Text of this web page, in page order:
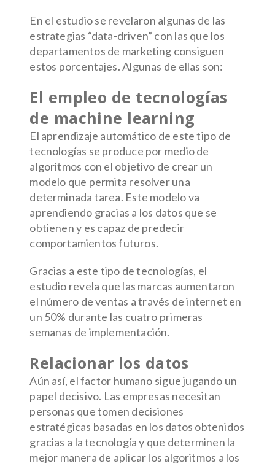
En el estudio se revelaron algunas de las
estrategias “data-driven” con las que los
departamentos de marketing consiguen
estos porcentajes. Algunas de ellas son:
El empleo de tecnologías
de machine learning
El aprendizaje automático de este tipo de
tecnologías se produce por medio de
algoritmos con el objetivo de crear un
modelo que permita resolver una
determinada tarea. Este modelo va
aprendiendo gracias a los datos que se
obtienen y es capaz de predecir
comportamientos futuros.
Gracias a este tipo de tecnologías, el
estudio revela que las marcas aumentaron
el número de ventas a través de internet en
un 50% durante las cuatro primeras
semanas de implementación.
Relacionar los datos
Aún así, elfactor humano sigue jugando un
papel decisivo. Las empresas necesitan
personas que tomen decisiones
estratégicas basadas en los datos obtenidos
gracias a la tecnología y que determinen la
mejor manera de aplicar los algoritmos a los